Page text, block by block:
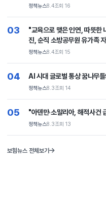
정책뉴스8.4조회 16
03
"교육으로 맺은 인연, 따뜻한
진, 순직 소방공무원 유가족
정책뉴스8.4조회 15
04 AI 시대 글로벌 통상 꿈나무들
정책뉴스8.3조회 14
05 "아덴만·소말리아, 해적사건
정책뉴스8.3조회 13
보험뉴스 전체보기